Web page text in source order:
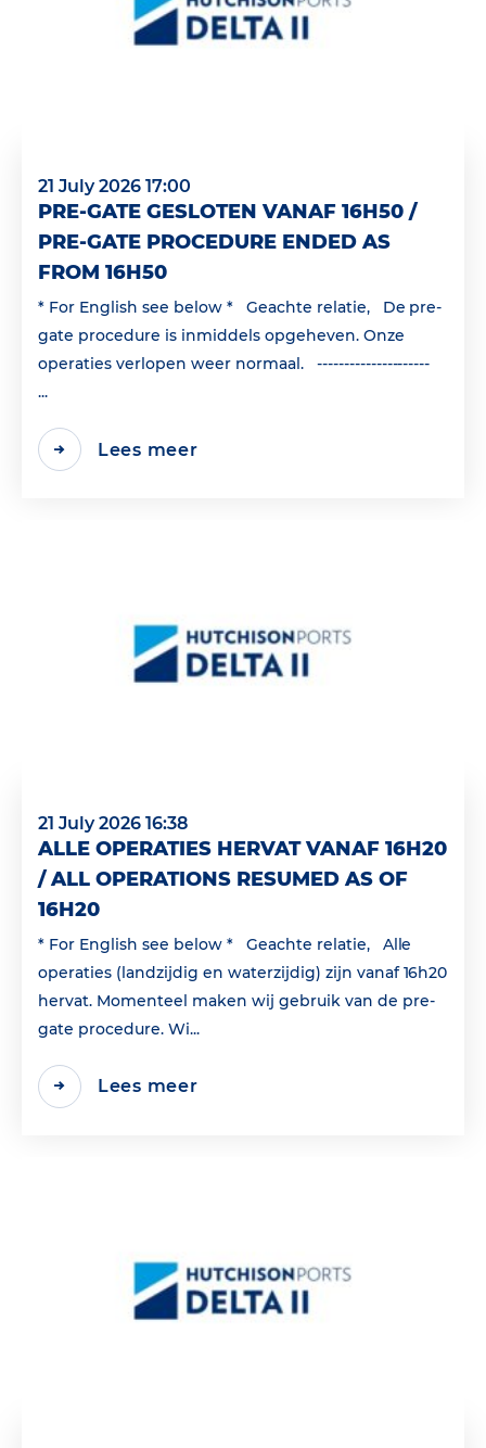
21 July 2026 17:00
PRE-GATE GESLOTEN VANAF 16H50 /
PRE-GATE PROCEDURE ENDED AS
FROM 16H50
* For English see below * Geachte relatie, De pre-
gate procedure is inmiddels opgeheven. Onze
operaties verlopen weer normaal. ---------------------
...
Lees meer
21 July 2026 16:38
ALLE OPERATIES HERVAT VANAF 16H20
/ ALL OPERATIONS RESUMED AS OF
16H20
* For English see below * Geachte relatie, Alle
operaties (landzijdig en waterzijdig) zijn vanaf 16h20
hervat. Momenteel maken wij gebruik van de pre-
gate procedure. Wi...
Lees meer